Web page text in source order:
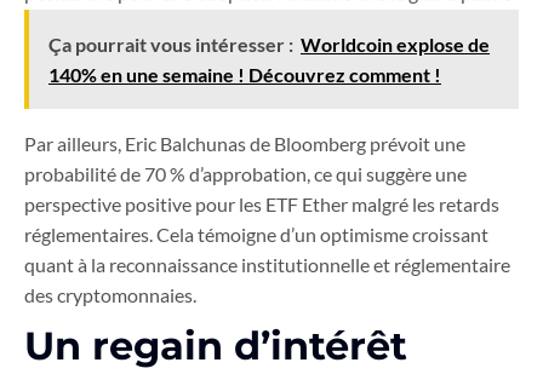
Ça pourrait vous intéresser : Worldcoin explose de
140% en une semaine ! Découvrez comment !
Par ailleurs, Eric Balchunas de Bloomberg prévoit une
probabilité de 70 % d’approbation, ce qui suggère une
perspective positive pour les ETF Ether malgré les retards
réglementaires. Cela témoigne d’un optimisme croissant
quant à la reconnaissance institutionnelle et réglementaire
des cryptomonnaies.
Un regain d’intérêt